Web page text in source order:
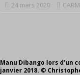
24 mars 2020
Manu Dibango lors d’un
janvier 2018. ©